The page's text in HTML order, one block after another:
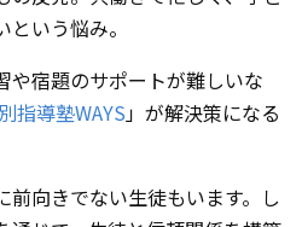
いう悩み。
や宿題のサポートが難しいな
指導塾WAYS」が解決策になる
前向きでない生徒もいます。し